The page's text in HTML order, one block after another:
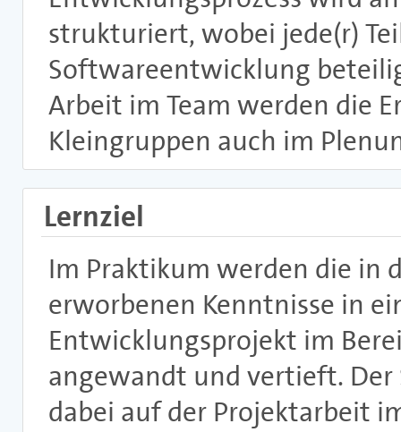
strukturiert, wobei jede(r)
Softwareentwicklung
Arbeit im Team werden die
Kleingruppen auch im
Lernziel
Im Praktikum werden die in
erworbenen Kenntnisse in
Entwicklungsprojekt im
angewandt und vertieft.
dabei auf der Projektarbeit